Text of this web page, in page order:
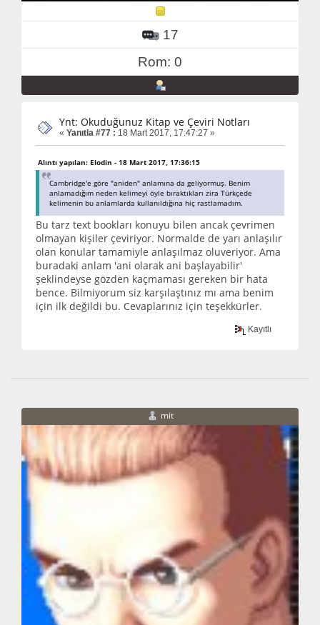
17
Rom: 0
Ynt: Okuduğunuz Kitap ve Çeviri Notları
« Yanıtla #77 : 18 Mart 2017, 17:47:27 »
Alıntı yapılan: Elodin - 18 Mart 2017, 17:36:15
Cambridge'e göre "aniden" anlamına da geliyormuş. Benim
anlamadığım neden kelimeyi öyle bıraktıkları zira Türkçede
kelimenin bu anlamlarda kullanıldığına hiç rastlamadım.
Bu tarz text bookları konuyu bilen ancak çevrimen
olmayan kişiler çeviriyor. Normalde de yarı anlaşılır
olan konular tamamiyle anlaşılmaz oluveriyor. Ama
buradaki anlam 'ani olarak ani başlayabilir'
şeklindeyse gözden kaçmaması gereken bir hata
bence. Bilmiyorum siz karşılaştınız mı ama benim
için ilk değildi bu. Cevaplarınız için teşekkürler.
Kayıtlı
mit